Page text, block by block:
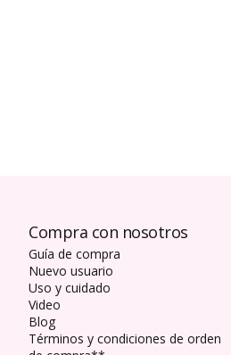
Compra con nosotros
Guía de compra
Nuevo usuario
Uso y cuidado
Video
Blog
Términos y condiciones de orden